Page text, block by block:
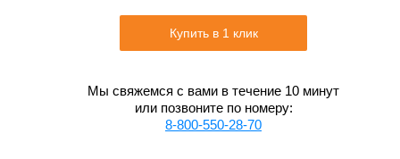
Купить в 1 клик
Мы свяжемся с вами в течение 10 минут
или позвоните по номеру:
8-800-550-28-70